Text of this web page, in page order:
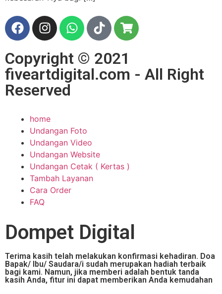
Copyright © 2021
fiveartdigital.com - All Right
Reserved
home
Undangan Foto
Undangan Video
Undangan Website
Undangan Cetak ( Kertas )
Tambah Layanan
Cara Order
FAQ
Dompet Digital
Terima kasih telah melakukan konfirmasi kehadiran. Doa
Bapak/ Ibu/ Saudara/i sudah merupakan hadiah terbaik
bagi kami. Namun, jika memberi adalah bentuk tanda
kasih Anda, fitur ini dapat memberikan Anda kemudahan